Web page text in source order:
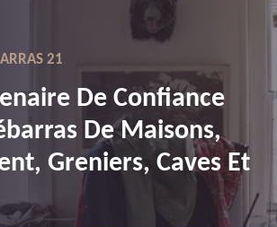
21
De Confiance
De Maisons,
Greniers, Caves Et